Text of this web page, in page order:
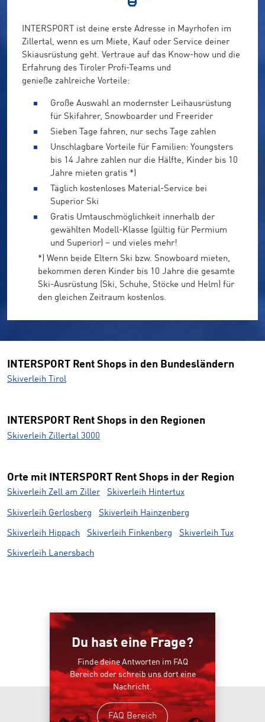
INTERSPORT ist deine erste Adresse in Mayrhofen im
Zillertal, wenn es um Miete, Kauf oder Service deiner
Skiausrüstung geht. Vertraue auf das Know-how und die
Erfahrung des Tiroler Profi-Teams und
genieße zahlreiche Vorteile:
Große Auswahl an modernster Leihausrüstung
für Skifahrer, Snowboarder und Freerider
Sieben Tage fahren, nur sechs Tage zahlen
Unschlagbare Vorteile für Familien: Youngsters
bis 14 Jahre zahlen nur die Hälfte, Kinder bis 10
Jahre mieten gratis *)
Täglich kostenloses Material-Service bei
Superior Ski
Gratis Umtauschmöglichkeit innerhalb der
gewählten Modell-Klasse (gültig für Permium
und Superior) – und vieles mehr!
*) Wenn beide Eltern Ski bzw. Snowboard mieten,
bekommen deren Kinder bis 10 Jahre die gesamte
Ski-Ausrüstung (Ski, Schuhe, Stöcke und Helm) für
den gleichen Zeitraum kostenlos.
INTERSPORT Rent Shops in den Bundesländern
Skiverleih Tirol
INTERSPORT Rent Shops in den Regionen
Skiverleih Zillertal 3000
Orte mit INTERSPORT Rent Shops in der Region
Skiverleih Zell am Ziller Skiverleih Hintertux
Skiverleih Gerlosberg Skiverleih Hainzenberg
Skiverleih Hippach Skiverleih Finkenberg Skiverleih Tux
Skiverleih Lanersbach
Du hast eine Frage?
Finde deine Antworten im FAQ
Bereich oder schreib uns dort eine
Nachricht.
FAQ Bereich